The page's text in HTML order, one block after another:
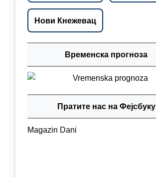
Нови Кнежевац
Временска прогноза
Пратите нас на Фејсбуку
Magazin Dani